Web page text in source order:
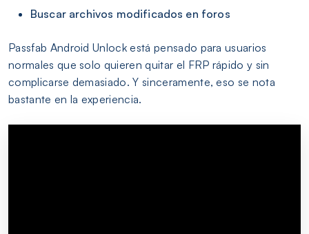
Buscar archivos modificados en foros
Passfab Android Unlock está pensado para usuarios
normales que solo quieren quitar el FRP rápido y sin
complicarse demasiado. Y sinceramente, eso se nota
bastante en la experiencia.